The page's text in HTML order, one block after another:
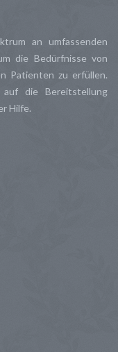
an umfassenden
die Bedürfnisse von
Patienten zu erfüllen.
auf die Bereitstellung
Hilfe.